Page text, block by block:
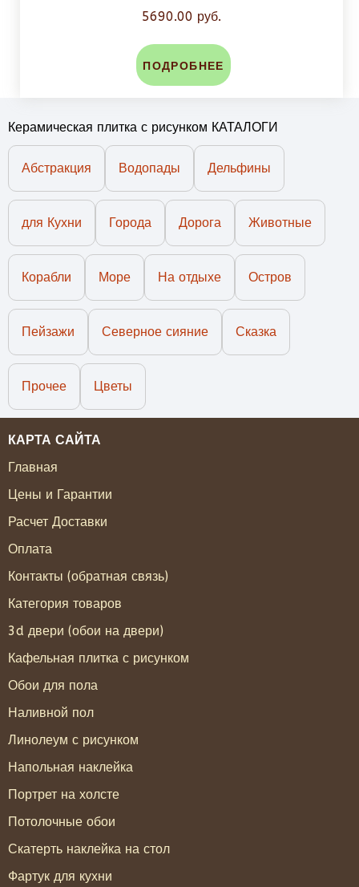
5690.00 руб.
ПОДРОБНЕЕ
Керамическая плитка с рисунком КАТАЛОГИ
Абстракция Водопады Дельфины
для Кухни Города Дорога Животные
Корабли Море На отдыхе Остров
Пейзажи Северное сияние Сказка
Прочее Цветы
КАРТА САЙТА
Главная
Цены и Гарантии
Расчет Доставки
Оплата
Контакты (обратная связь)
Категория товаров
3d двери (обои на двери)
Кафельная плитка с рисунком
Обои для пола
Наливной пол
Линолеум с рисунком
Напольная наклейка
Портрет на холсте
Потолочные обои
Скатерть наклейка на стол
Фартук для кухни